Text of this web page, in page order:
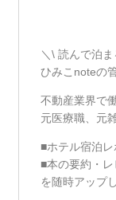
＼\ 読んで泊
ひみこnoteの
不動産業界で
元医療職、元
■ホテル宿泊レ
■本の要約・レ
を随時アップ